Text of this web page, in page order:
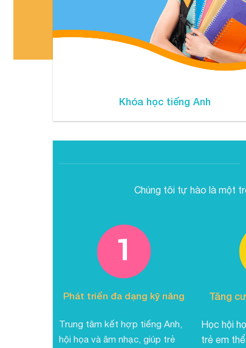
Khóa học tiếng Anh
Chúng tôi tự hào là một
Phát triển đa dạng kỹ năng
Trung tâm kết hợp tiếng Anh,
hội họa và âm nhạc, giúp trẻ
Tăng
Học hội
trẻ em